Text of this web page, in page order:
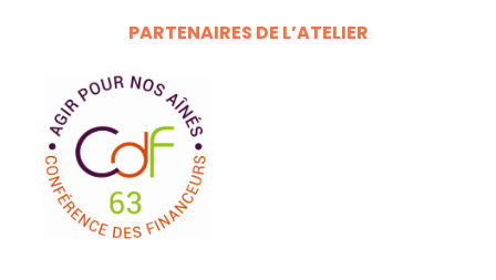
PARTENAIRES DE L’ATELIER